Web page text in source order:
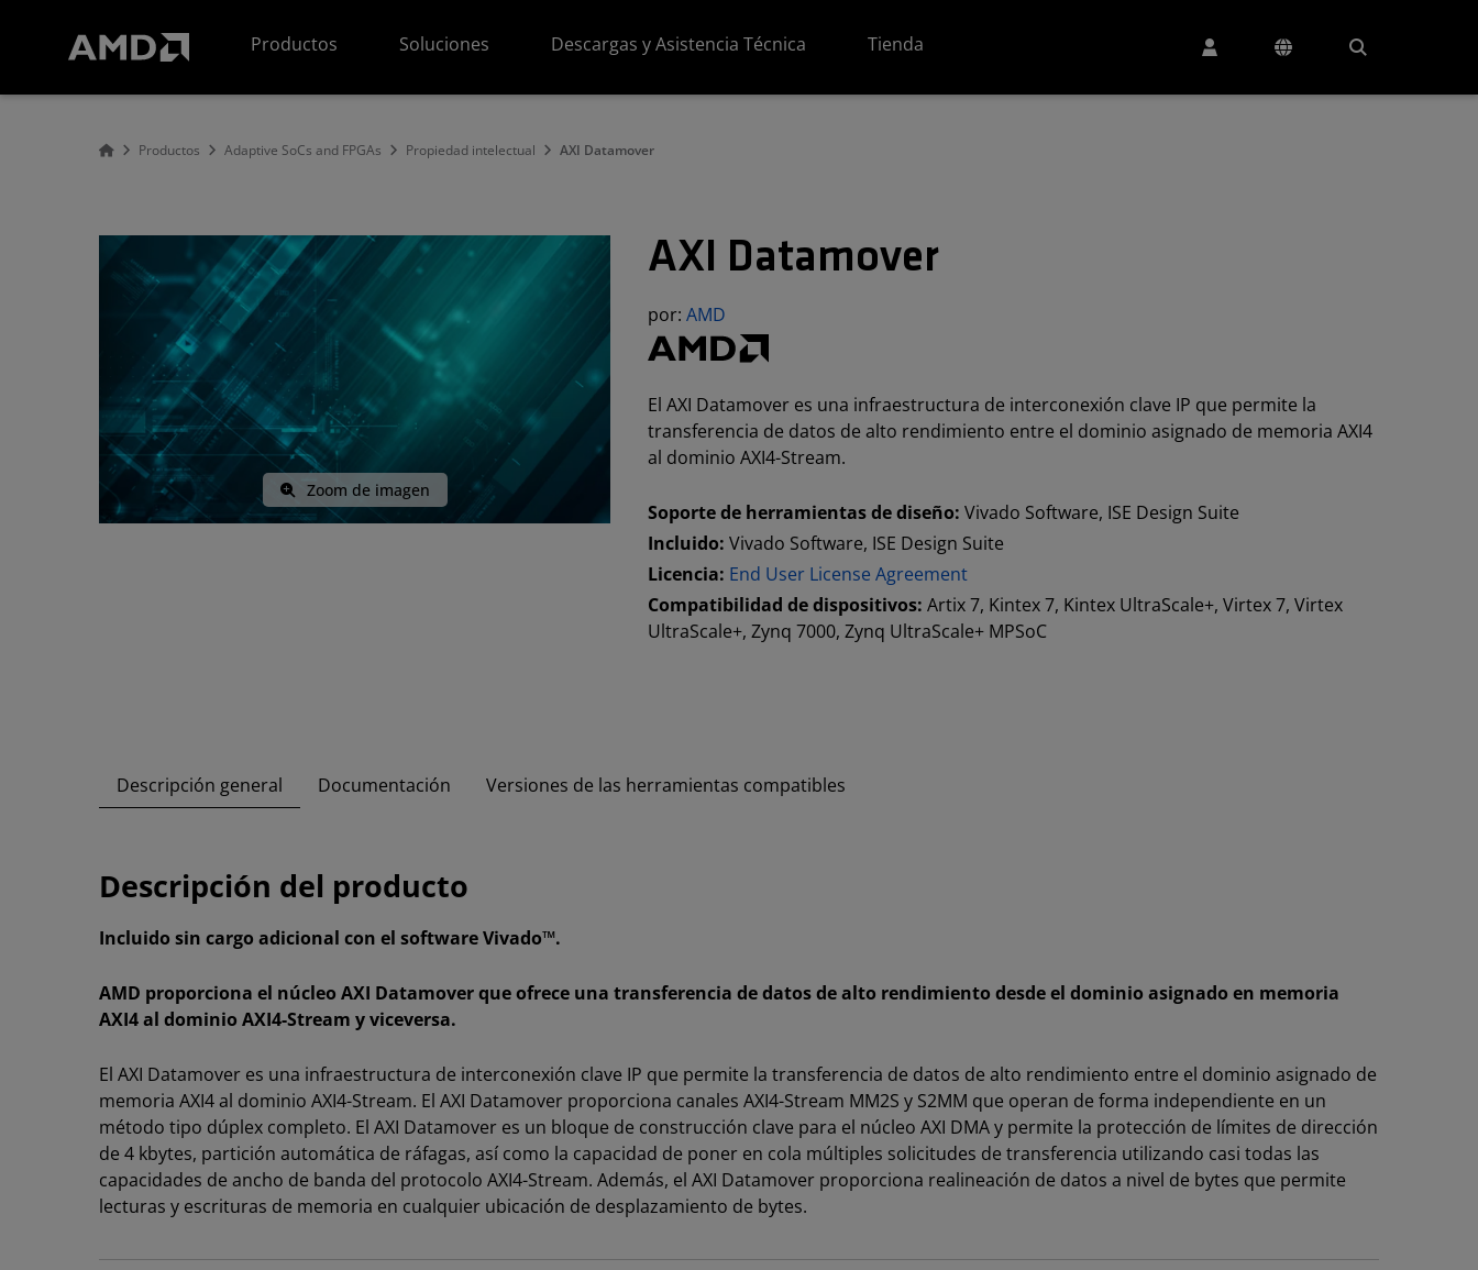
Productos
Soluciones Descargas y Asistencia Técnica Tienda
Productos Adaptive SoCs and FPGAs Propiedad intelectual AXI Datamover
Zoom de imagen
AXI Datamover
por:AMD
El AXI Datamover es una infraestructura de interconexión clave IP que permite la
transferencia de datos de alto rendimiento entre el dominio asignado de memoria AXI4
al dominio AXI4-Stream.
Soporte de herramientas de diseño:Vivado Software, ISE Design Suite
Incluido:Vivado Software, ISE Design Suite
Licencia: End User License Agreement
Compatibilidad de dispositivos:Artix 7, Kintex 7, Kintex UltraScale+, Virtex 7, Virtex
UltraScale+, Zynq 7000, Zynq UltraScale+ MPSoC
Descripción general Documentación Versiones de las herramientas compatibles
Descripción del producto
Incluido sin cargo adicional con el software Vivado™.
AMD proporciona el núcleo AXI Datamover que ofrece una transferencia de datos de alto rendimiento desde el dominio asignado en memoria
AXI4 al dominio AXI4-Stream y viceversa.
El AXI Datamover es una infraestructura de interconexión clave IP que permite la transferencia de datos de alto rendimiento entre el dominio asignado de
memoria AXI4 al dominio AXI4-Stream. El AXI Datamover proporciona canales AXI4-Stream MM2S y S2MM que operan de forma independiente en un
método tipo dúplex completo. El AXI Datamover es un bloque de construcción clave para el núcleo AXI DMA y permite la protección de límites de dirección
de 4 kbytes, partición automática de ráfagas, así como la capacidad de poner en cola múltiples solicitudes de transferencia utilizando casi todas las
capacidades de ancho de banda del protocolo AXI4-Stream. Además, el AXI Datamover proporciona realineación de datos a nivel de bytes que permite
lecturas y escrituras de memoria en cualquier ubicación de desplazamiento de bytes.